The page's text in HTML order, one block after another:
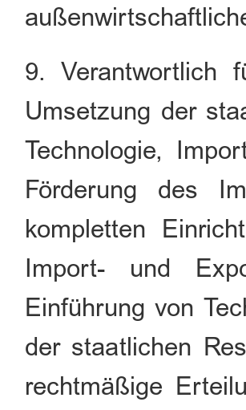
9. Verantwortlich
Umsetzung der
Technologie,
Förderung des
kompletten
Import- und
Einführung von
der staatlichen
rechtmäßige